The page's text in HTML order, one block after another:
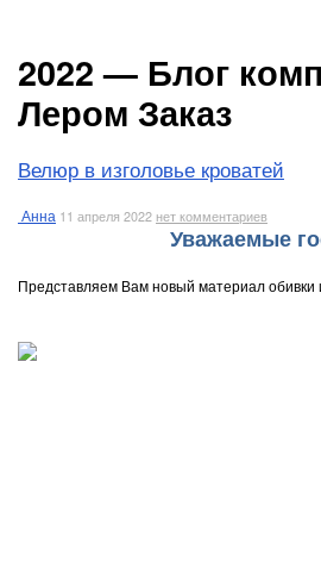
2022 — Блог
Лером Заказ
Велюр в изголовье кроватей
Анна 11 апреля 2022 нет комментариев
Уважаемые
Представляем Вам новый материал обивки